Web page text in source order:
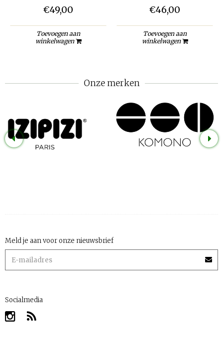
€49,00
Toevoegen aan
winkelwagen
€46,00
Toevoegen aan
winkelwagen
Onze merken
Meld je aan voor onze nieuwsbrief
Socialmedia